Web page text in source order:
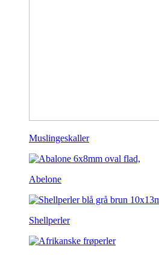
Muslingeskaller
Abelone
Shellperler